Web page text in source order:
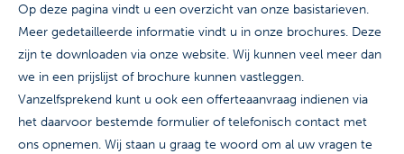
Op deze pagina vindt u een overzicht van onze basistarieven.
Meer gedetailleerde informatie vindt u in onze brochures. Deze
zijn te downloaden via onze website. Wij kunnen veel meer dan
we in een prijslijst of brochure kunnen vastleggen.
Vanzelfsprekend kunt u ook een offerteaanvraag indienen via
het daarvoor bestemde formulier of telefonisch contact met
ons opnemen. Wij staan u graag te woord om al uw vragen te